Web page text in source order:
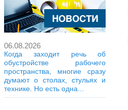
06.08.2026
Когда заходит речь об
обустройстве рабочего
пространства, многие сразу
думают о столах, стульях и
технике. Но есть одна...